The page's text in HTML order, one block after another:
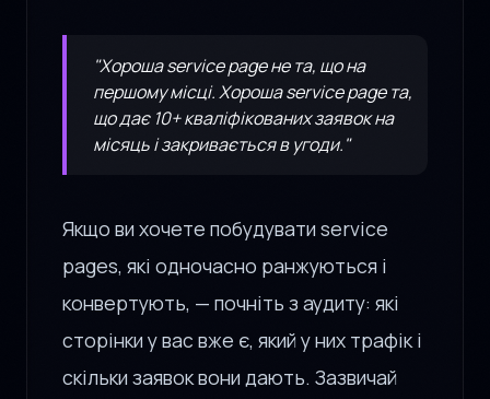
"Хороша service page не та, що на
першому місці. Хороша service page та,
що дає 10+ кваліфікованих заявок на
місяць і закривається в угоди."
Якщо ви хочете побудувати service
pages, які одночасно ранжуються і
конвертують, — почніть з аудиту: які
сторінки у вас вже є, який у них трафік і
скільки заявок вони дають. Зазвичай